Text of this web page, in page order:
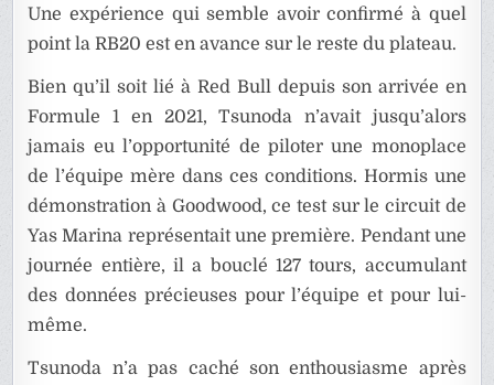
Une expérience qui semble avoir confirmé à quel
point la RB20 est en avance sur le reste du plateau.
Bien qu’il soit lié à Red Bull depuis son arrivée en
Formule 1 en 2021, Tsunoda n’avait jusqu’alors
jamais eu l’opportunité de piloter une monoplace
de l’équipe mère dans ces conditions. Hormis une
démonstration à Goodwood, ce test sur le circuit de
Yas Marina représentait une première. Pendant une
journée entière, il a bouclé 127 tours, accumulant
des données précieuses pour l’équipe et pour lui-
même.
Tsunoda n’a pas caché son enthousiasme après